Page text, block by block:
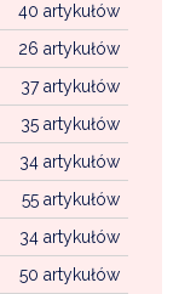
40 artykułów
26 artykułów
37 artykułów
35 artykułów
34 artykułów
55 artykułów
34 artykułów
50 artykułów